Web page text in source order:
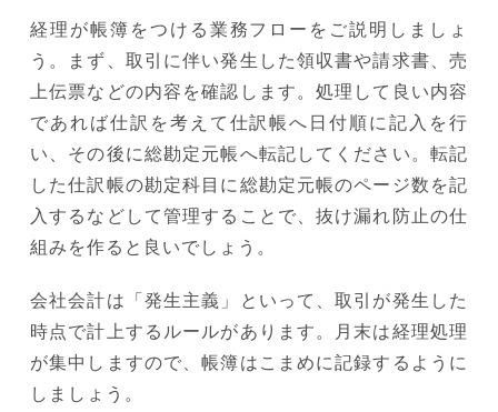
経理が帳簿をつける業務フローをご説明しましょ
う。まず、取引に伴い発生した領収書や請求書、売
上伝票などの内容を確認します。処理して良い内容
であれば仕訳を考えて仕訳帳へ日付順に記入を行
い、その後に総勘定元帳へ転記してください。転記
した仕訳帳の勘定科目に総勘定元帳のページ数を記
入するなどして管理することで、抜け漏れ防止の仕
組みを作ると良いでしょう。
会社会計は「発生主義」といって、取引が発生した
時点で計上するルールがあります。月末は経理処理
が集中しますので、帳簿はこまめに記録するように
しましょう。